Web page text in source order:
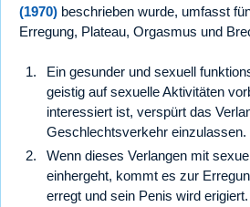
(1970) beschrieben wurde, umfasst
Erregung, Plateau, Orgasmus und
Ein gesunder und sexuell
geistig auf sexuelle Aktivitäten
interessiert ist, verspürt das
Geschlechtsverkehr einzulassen.
Wenn dieses Verlangen mit
einhergeht, kommt es zur
erregt und sein Penis wird